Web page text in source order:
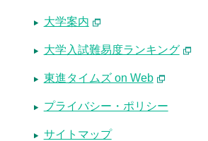
大学案内
大学入試難易度ランキング
東進タイムズ on Web
プライバシー・ポリシー
サイトマップ